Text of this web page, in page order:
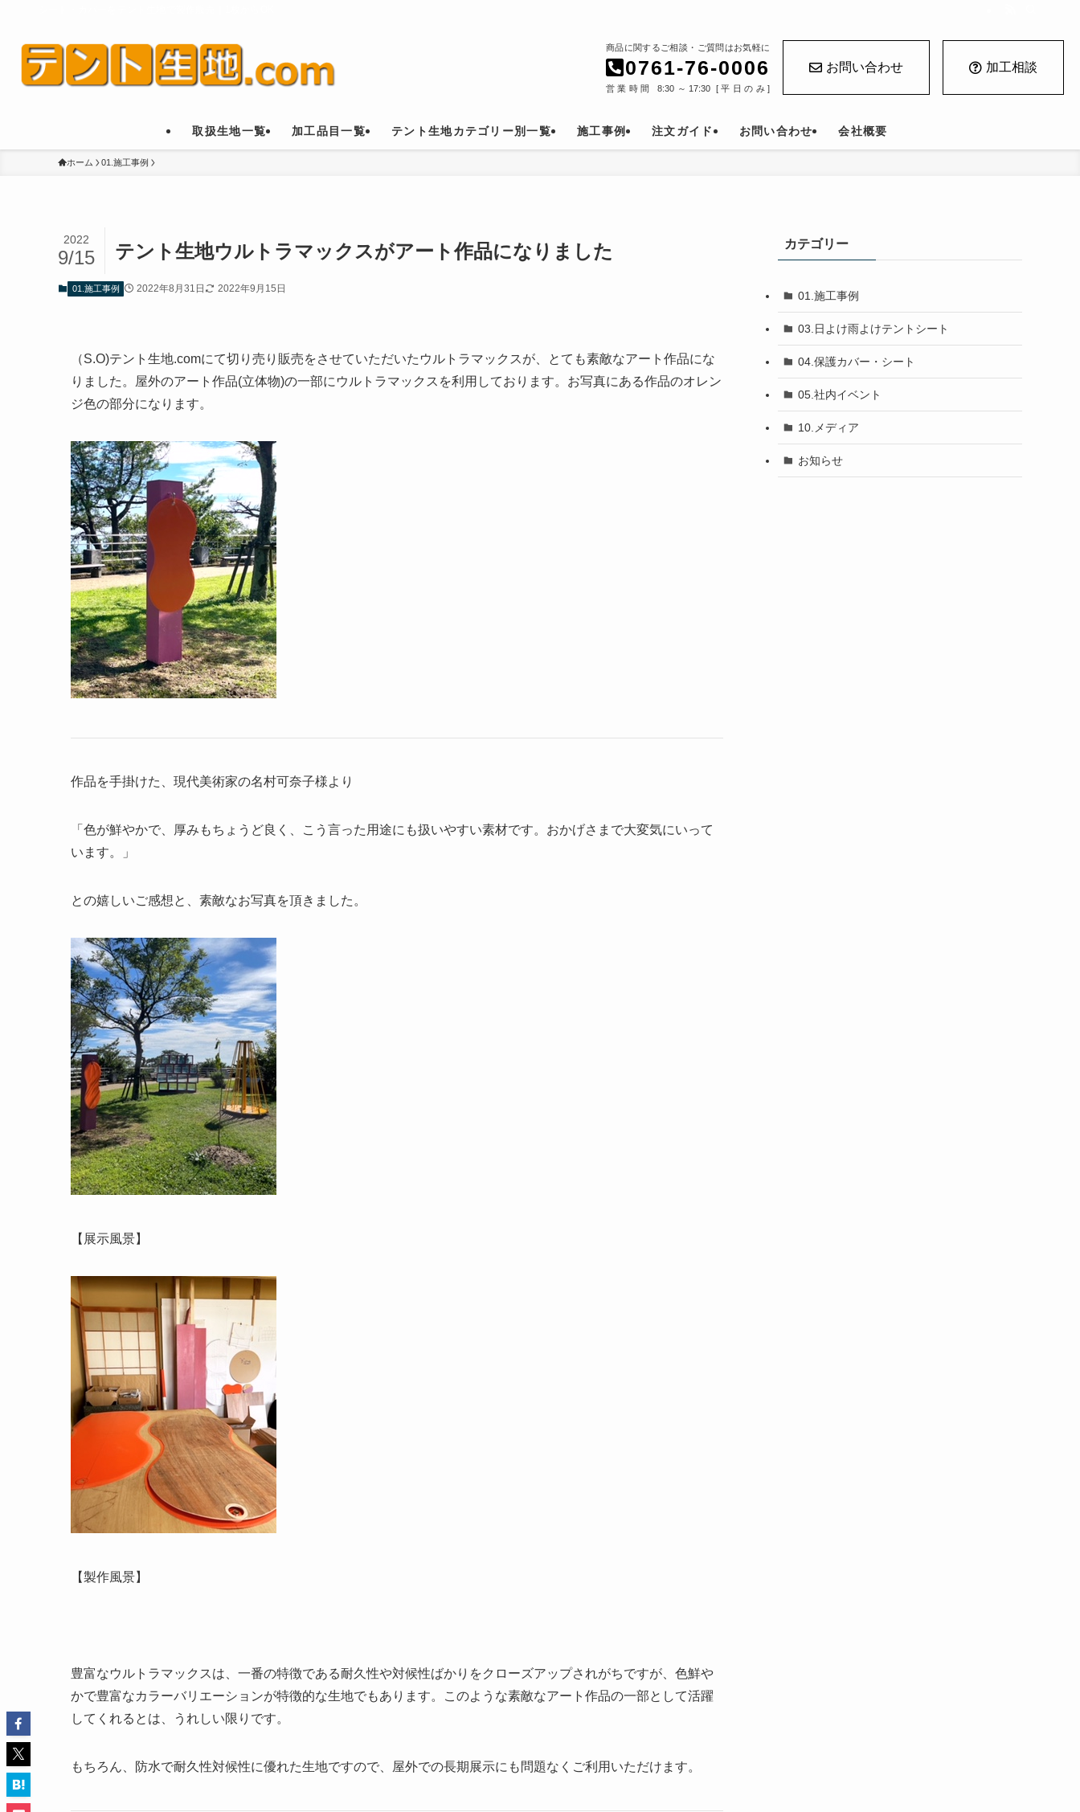
商品に関するご相談・ご質問はお気軽に
0761-76-0006
営業時間 8:30～17:30 [平日のみ]
お問い合わせ 加工相談
取扱生地一覧 加工品目一覧 テント生地カテゴリー別一覧 施工事例 注文ガイド お問い合わせ 会社概要
ホーム 01.施工事例
テント生地ウルトラマックスがアート作品になりました
2022
9/15
01.施工事例 2022年8月31日 2022年9月15日
（S.O)テント生地.comにて切り売り販売をさせていただいたウルトラマックスが、とても素敵なアート作品にな
りました。屋外のアート作品(立体物)の一部にウルトラマックスを利用しております。お写真にある作品のオレン
ジ色の部分になります。
作品を手掛けた、現代美術家の名村可奈子様より
「色が鮮やかで、厚みもちょうど良く、こう言った用途にも扱いやすい素材です。おかげさまで大変気にいって
います。」
との嬉しいご感想と、素敵なお写真を頂きました。
【展示風景】
【製作風景】
豊富なウルトラマックスは、一番の特徴である耐久性や対候性ばかりをクローズアップされがちですが、色鮮や
かで豊富なカラーバリエーションが特徴的な生地でもあります。このような素敵なアート作品の一部として活躍
してくれるとは、うれしい限りです。
もちろん、防水で耐久性対候性に優れた生地ですので、屋外での長期展示にも問題なくご利用いただけます。
カテゴリー
01.施工事例
03.日よけ雨よけテントシート
04.保護カバー・シート
05.社内イベント
10.メディア
お知らせ